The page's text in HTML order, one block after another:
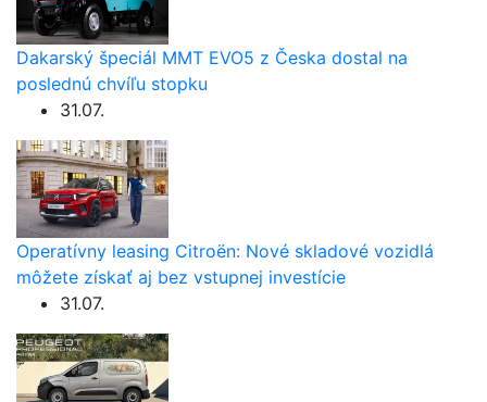
Dakarský špeciál MMT EVO5 z Česka dostal na
poslednú chvíľu stopku
31.07.
Operatívny leasing Citroën: Nové skladové vozidlá
môžete získať aj bez vstupnej investície
31.07.